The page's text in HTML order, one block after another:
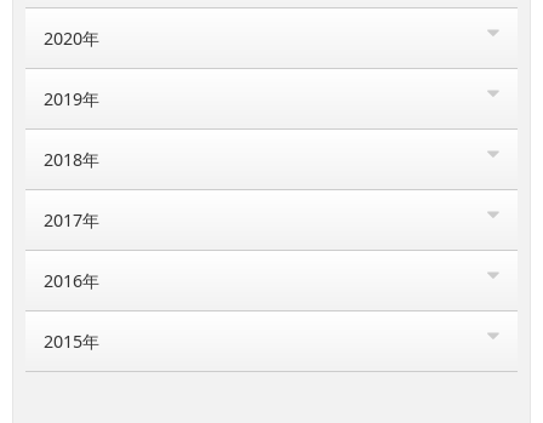
2020年
2019年
2018年
2017年
2016年
2015年